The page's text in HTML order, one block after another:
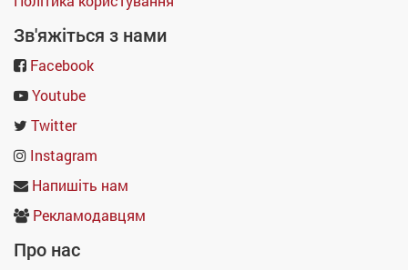
Зв'яжіться з нами
Facebook
Youtube
Twitter
Instagram
Напишіть нам
Рекламодавцям
Про нас